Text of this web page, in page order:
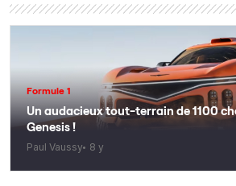
Formule 1
Un audacieux tout-terrain de 1100
Genesis !
Paul Vaussy 8 y